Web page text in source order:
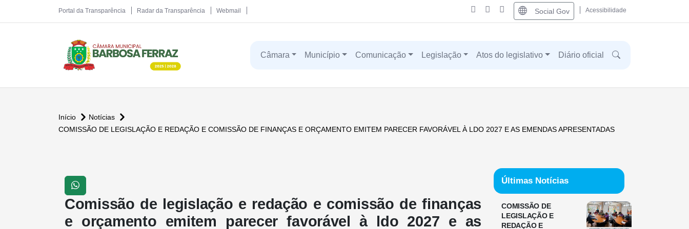
Portal da Transparência Radar da Transparência Webmail Social Gov Acessibilidade
Câmara Município Comunicação Legislação Atos do legislativo Diário oficial
Início
Notícias
COMISSÃO DE LEGISLAÇÃO E REDAÇÃO E COMISSÃO DE FINANÇAS E ORÇAMENTO EMITEM PARECER FAVORÁVEL À LDO 2027 E AS EMENDAS APRESENTADAS
Comissão de legislação e redação e comissão de finanças
e orçamento emitem parecer favorável à ldo 2027 e as
Últimas Notícias
COMISSÃO DE
LEGISLAÇÃO E
REDAÇÃO E